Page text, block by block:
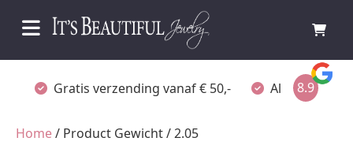
Gratis verzending vanaf € 50,- Altijd verpakt
8.9
Home/ Product Gewicht / 2.05